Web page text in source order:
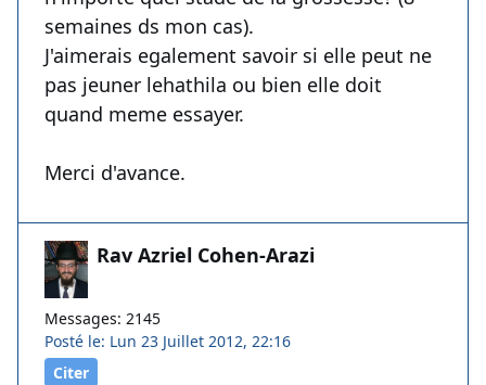
semaines ds mon cas).
J'aimerais egalement savoir si elle peut ne
pas jeuner lehathila ou bien elle doit
quand meme essayer.
Merci d'avance.
Rav Azriel Cohen-Arazi
Messages: 2145
Posté le: Lun 23 Juillet 2012, 22:16
Citer